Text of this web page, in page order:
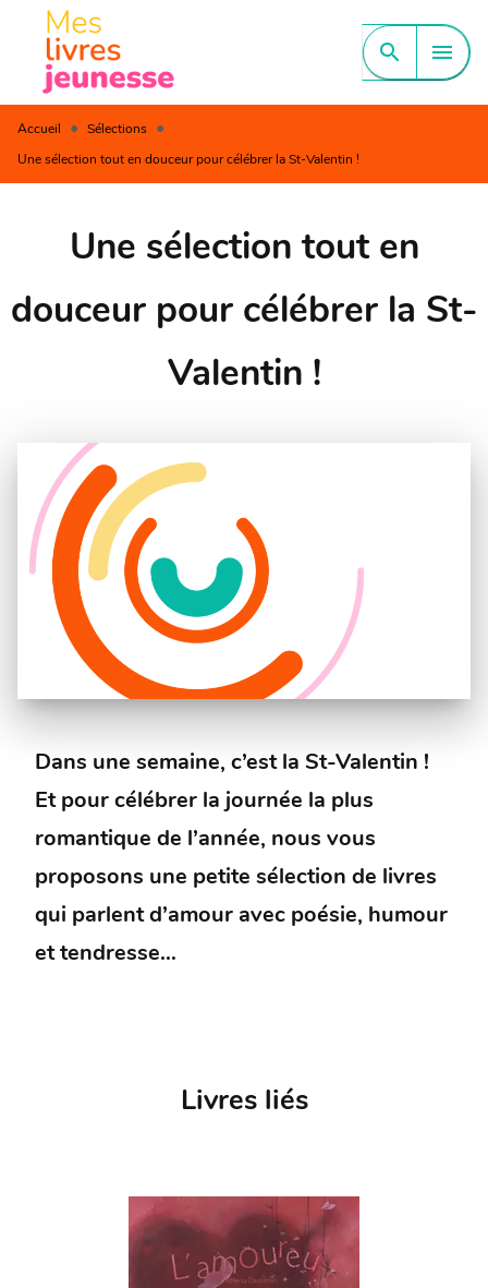
MENU CONTENU
PIED DE PAGE
search menu
Accueil • Sélections •
Une sélection tout en douceur pour célébrer la St-Valentin !
Une sélection tout en
douceur pour célébrer la St-
Valentin !
Dans une semaine, c’est la St-Valentin !
Et pour célébrer la journée la plus
romantique de l’année, nous vous
proposons une petite sélection de livres
qui parlent d’amour avec poésie, humour
et tendresse…
Livres liés